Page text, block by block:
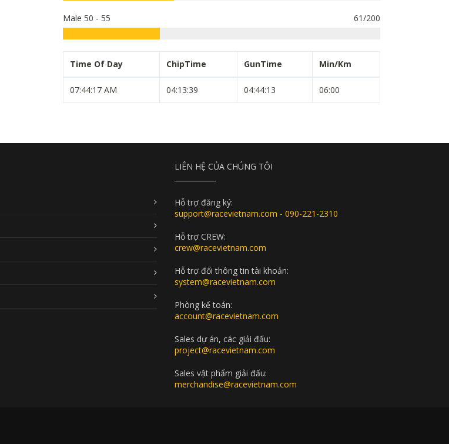
Male 50 - 55 61/200
Time Of Day ChipTime GunTime Min/Km
07:44:17 AM 04:13:39 04:44:13 06:00
LIÊN HỆ CỦA CHÚNG TÔI
Hỗ trợ đăng ký:
support@racevietnam.com - 090-221-2310
Hỗ trợ CREW:
crew@racevietnam.com
Hỗ trợ đổi thông tin tài khoản:
system@racevietnam.com
Phòng kế toán:
account@racevietnam.com
Sales dự án, các giải đấu:
project@racevietnam.com
Sales vật phẩm giải đấu:
merchandise@racevietnam.com